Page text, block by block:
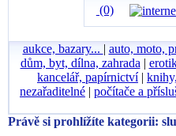
(0)
aukce, bazary... | auto, moto,
dům, byt, dílna, zahrada |
kancelář, papírnictví|
nezařaditelné | počítače a
Právě si prohlížíte kategorii: